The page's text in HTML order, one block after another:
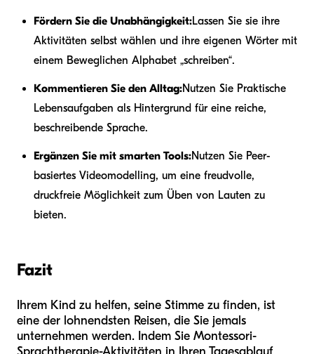
Fördern Sie die Unabhängigkeit:Lassen Sie sie ihre
Aktivitäten selbst wählen und ihre eigenen Wörter mit
einem Beweglichen Alphabet „schreiben“.
Kommentieren Sie den Alltag:Nutzen Sie Praktische
Lebensaufgaben als Hintergrund für eine reiche,
beschreibende Sprache.
Ergänzen Sie mit smarten Tools:Nutzen Sie Peer-
basiertes Videomodelling, um eine freudvolle,
druckfreie Möglichkeit zum Üben von Lauten zu
bieten.
Fazit
Ihrem Kind zu helfen, seine Stimme zu finden, ist
eine der lohnendsten Reisen, die Sie jemals
unternehmen werden. Indem Sie Montessori-